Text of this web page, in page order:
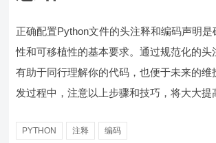
正确配置Python文件的头注释和编码声明是
性和可移植性的基本要求。通过规范化的头
有助于同行理解你的代码，也便于未来的维
发过程中，注意以上步骤和技巧，将大大提
PYTHON 注释 编码